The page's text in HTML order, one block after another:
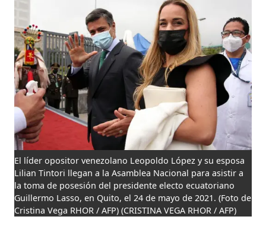
El líder opositor venezolano Leopoldo López y su esposa
Lilian Tintori llegan a la Asamblea Nacional para asistir a
la toma de posesión del presidente electo ecuatoriano
Guillermo Lasso, en Quito, el 24 de mayo de 2021. (Foto de
Cristina Vega RHOR / AFP) (CRISTINA VEGA RHOR / AFP)